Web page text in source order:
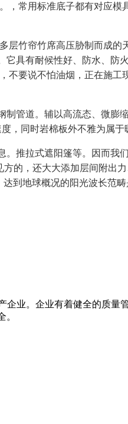
常用标准底子都有对应
竹帘竹席高压胁制而成的
具有耐候性好、防水、防
要说不怕油烟，正在施
管道。辅以高流态、微膨
，同时岩棉板外不雅为属于
推拉式遮阳篷等。因而我
的，还大大添加层间附出
到地球概况的阳光波长范
业。企业有着健全的质量
。